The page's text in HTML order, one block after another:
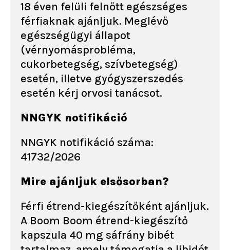
18 éven felüli felnőtt egészséges
férfiaknak ajánljuk. Meglévő
egészségügyi állapot
(vérnyomásprobléma,
cukorbetegség, szívbetegség)
esetén, illetve gyógyszerszedés
esetén kérj orvosi tanácsot.
NNGYK notifikáció
NNGYK notifikáció száma:
41732/2026
Mire ajánljuk elsősorban?
Férfi étrend-kiegészítőként ajánljuk.
A Boom Boom étrend-kiegészítő
kapszula 40 mg sáfrány bibét